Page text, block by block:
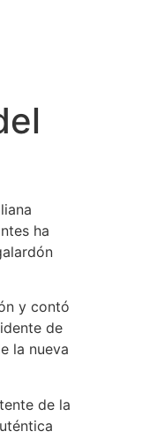
ha
y contó
de
la nueva
de la